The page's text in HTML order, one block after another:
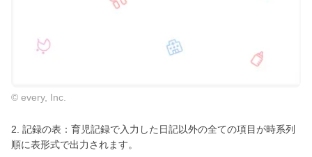
© every, Inc.
2. 記録の表：育児記録で入力した日記以外の全ての項目が時系列
順に表形式で出力されます。